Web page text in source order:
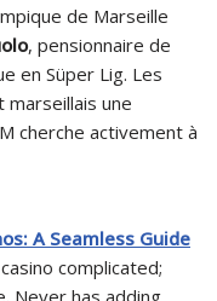
de Marseille
, pensionnaire de
en Süper Lig. Les
marseillais une
cherche activement à
A Seamless Guide
complicated;
Never has adding